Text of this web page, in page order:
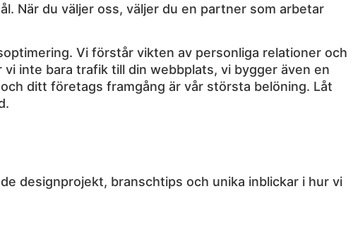
När du väljer oss, väljer du en partner som arbetar
Vi förstår vikten av personliga relationer och
inte bara trafik till din webbplats, vi bygger även en
ditt företags framgång är vår största belöning. Låt
designprojekt, branschtips och unika inblickar i hur vi